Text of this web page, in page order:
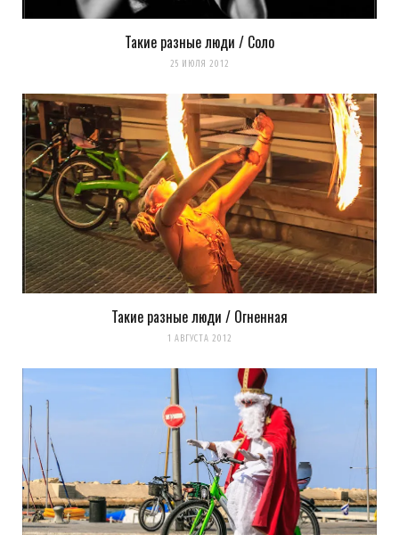
Такие разные люди / Соло
25 ИЮЛЯ 2012
Такие разные люди / Огненная
1 АВГУСТА 2012